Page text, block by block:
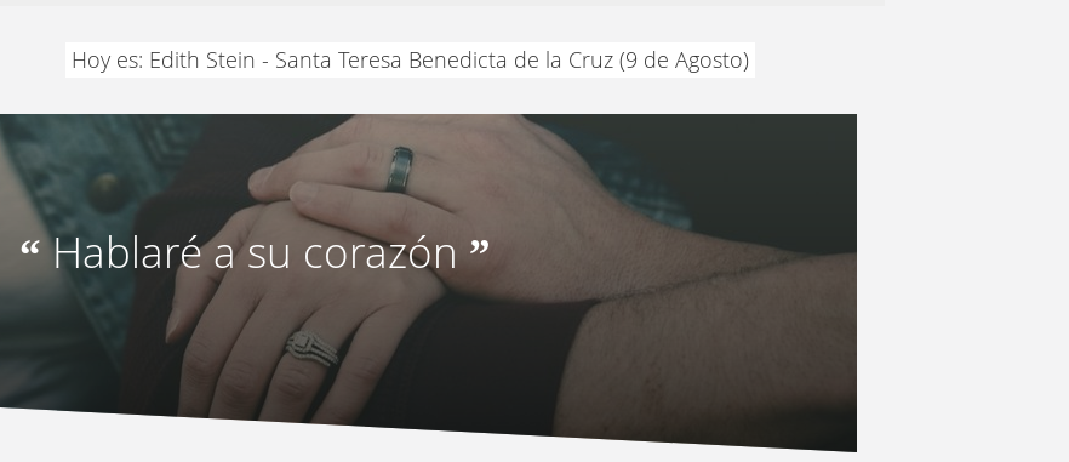
Hoy es: Edith Stein - Santa Teresa Benedicta de la Cruz (9 de Agosto)
“Hablaré a su corazón”